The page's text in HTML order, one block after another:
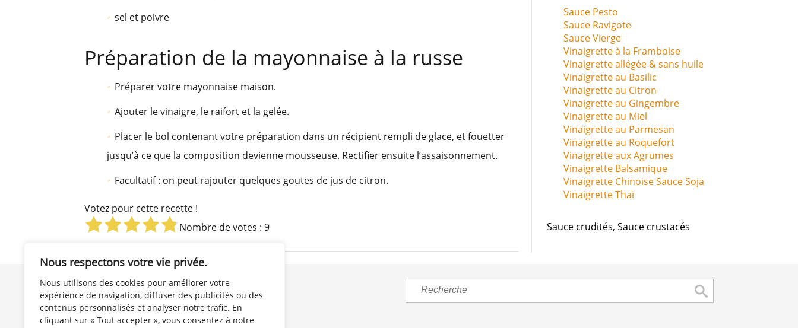
Nous respectons votre vie privée.
Nous utilisons des cookies pour améliorer votre
expérience de navigation, diffuser des publicités ou des
contenus personnalisés et analyser notre trafic. En
cliquant sur « Tout accepter », vous consentez à notre
sel et poivre
Préparation de la mayonnaise à la russe
Préparer votre mayonnaise maison.
Ajouter le vinaigre, le raifort et la gelée.
Placer le bol contenant votre préparation dans un récipient rempli de glace, et fouetter
jusqu’à ce que la composition devienne mousseuse. Rectifier ensuite l’assaisonnement.
Facultatif : on peut rajouter quelques goutes de jus de citron.
Votez pour cette recette !
Nombre de votes : 9
Sauce Pesto
Sauce Ravigote
Sauce Vierge
Vinaigrette à la Framboise
Vinaigrette allégée & sans huile
Vinaigrette au Basilic
Vinaigrette au Citron
Vinaigrette au Gingembre
Vinaigrette au Miel
Vinaigrette au Parmesan
Vinaigrette au Roquefort
Vinaigrette aux Agrumes
Vinaigrette Balsamique
Vinaigrette Chinoise Sauce Soja
Vinaigrette Thaï
Sauce crudités,Sauce crustacés
Plan du Site EnSauce
Lexique : les bases en Cuisine
Contact
Mentions légales